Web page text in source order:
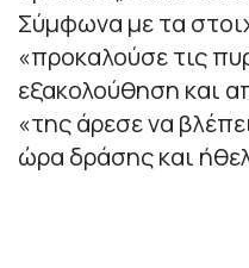
Σύμφωνα με τα
«προκαλούσε τις
εξακολούθηση και
«της άρεσε να
ώρα δράσης και